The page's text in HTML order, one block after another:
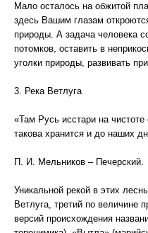
Мало осталось на обжитой
здесь Вашим глазам
природы. А задача человека
потомков, оставить в
уголки природы, развивать
3. Река Ветлуга
«Там Русь исстари на
такова хранится и до наших
П. И. Мельников – Печерский.
Уникальной рекой в этих
Ветлуга, третий по величине
версий происхождения